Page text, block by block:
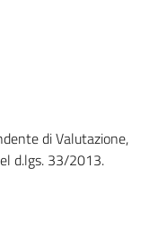
di Valutazione,
d.lgs. 33/2013.